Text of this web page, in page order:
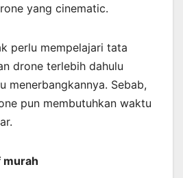
yang cinematic.
perlu mempelajari tata
drone terlebih dahulu
menerbangkannya. Sebab,
pun membutuhkan waktu
murah